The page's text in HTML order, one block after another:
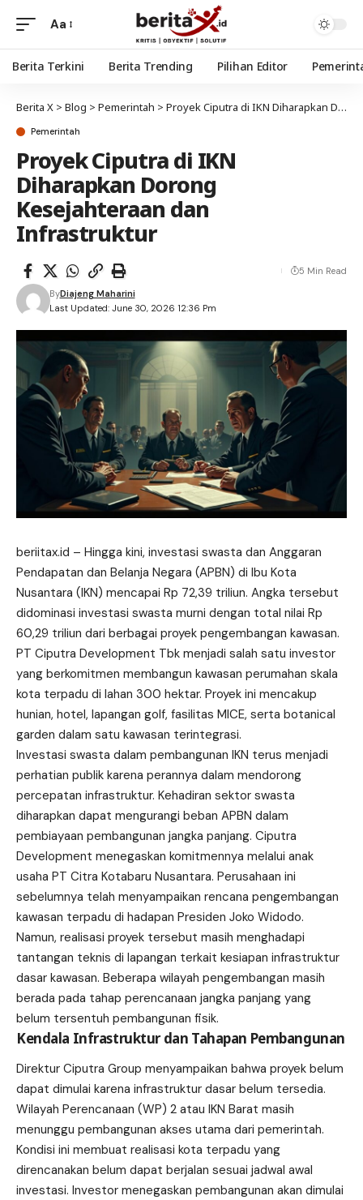
Aa
Berita Terkini Berita Trending Pilihan Editor
Berita X > Blog > Pemerintah > Proyek Ciputra di IKN Diharapkan Dorong Kesejahteraan dan Infrastruktur
Pemerintah
Proyek Ciputra di IKN
Diharapkan Dorong
Kesejahteraan dan
Infrastruktur
Last Updated: June 30, 2026 12:36 Pm
ByDiajeng Maharini
5 Min Read
beriitax.id – Hingga kini, investasi swasta dan Anggaran
Pendapatan dan Belanja Negara (APBN) di Ibu Kota
Nusantara (IKN) mencapai Rp 72,39 triliun. Angka tersebut
didominasi investasi swasta murni dengan total nilai Rp
60,29 triliun dari berbagai proyek pengembangan kawasan.
PT Ciputra Development Tbk menjadi salah satu investor
yang berkomitmen membangun kawasan perumahan skala
kota terpadu di lahan 300 hektar. Proyek ini mencakup
hunian, hotel, lapangan golf, fasilitas MICE, serta botanical
garden dalam satu kawasan terintegrasi.
Investasi swasta dalam pembangunan IKN terus menjadi
perhatian publik karena perannya dalam mendorong
percepatan infrastruktur. Kehadiran sektor swasta
diharapkan dapat mengurangi beban APBN dalam
pembiayaan pembangunan jangka panjang. Ciputra
Development menegaskan komitmennya melalui anak
usaha PT Citra Kotabaru Nusantara. Perusahaan ini
sebelumnya telah menyampaikan rencana pengembangan
kawasan terpadu di hadapan Presiden Joko Widodo.
Namun, realisasi proyek tersebut masih menghadapi
tantangan teknis di lapangan terkait kesiapan infrastruktur
dasar kawasan. Beberapa wilayah pengembangan masih
berada pada tahap perencanaan jangka panjang yang
belum tersentuh pembangunan fisik.
Kendala Infrastruktur dan Tahapan Pembangunan
Direktur Ciputra Group menyampaikan bahwa proyek belum
dapat dimulai karena infrastruktur dasar belum tersedia.
Wilayah Perencanaan (WP) 2 atau IKN Barat masih
menunggu pembangunan akses utama dari pemerintah.
Kondisi ini membuat realisasi kota terpadu yang
direncanakan belum dapat berjalan sesuai jadwal awal
investasi. Investor menegaskan pembangunan akan dimulai